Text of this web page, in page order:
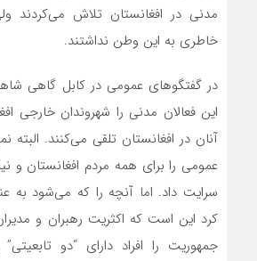
مدنی در افغانستان تلاش می‌کردند
خاطری به این وطن نداشتند.
در گفتگوهای عمومی در کابل گاهی
این فعالان مدنی را شهروندان خارجی
آنان در افغانستان تلقی می‌کنند. البته
عمومی را برای همه مردم افغانستان و
سرایت داد. اما آنچه را که می‌شود به
کرد این است که اکثریت رهبران و
جمهوریت را افراد دارای “دو